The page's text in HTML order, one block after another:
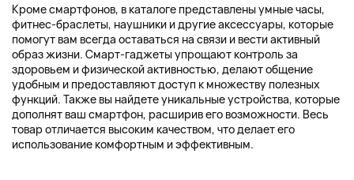
Кроме смартфонов, в каталоге представлены умные часы,
фитнес-браслеты, наушники и другие аксессуары, которые
помогут вам всегда оставаться на связи и вести активный
образ жизни. Смарт-гаджеты упрощают контроль за
здоровьем и физической активностью, делают общение
удобным и предоставляют доступ к множеству полезных
функций. Также вы найдете уникальные устройства, которые
дополнят ваш смартфон, расширив его возможности. Весь
товар отличается высоким качеством, что делает его
использование комфортным и эффективным.